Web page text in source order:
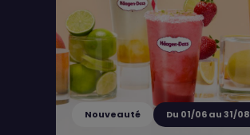
Nouveauté Du 01/06 au 31/08